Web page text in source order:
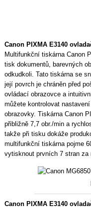
Canon PIXMA E3140
Multifunkční tiskárna Canon
tisk dokumentů, barevných
odkudkoli. Tato tiskárna se
její povrch je chráněn před
ovládací obrazovce a
můžete kontrolovat
obrazovky. Tiskárna Canon
přibližně 7,7 obr./min a
takže při tisku dokáže
multifunkční tiskárna pojme
vytisknout prvních 7 stran za
Canon PIXMA E3140